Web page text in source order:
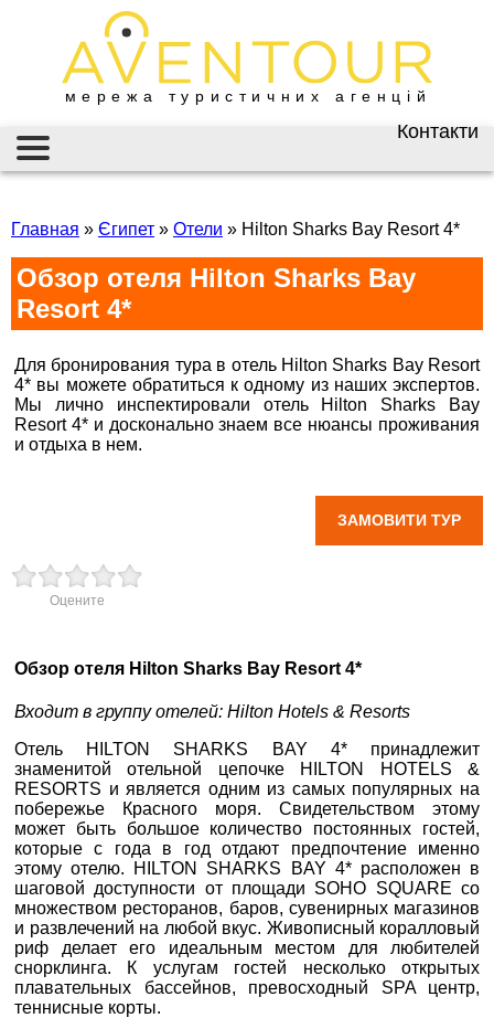
мережа туристичних агенцій
Контакти
Київ
Васильківська 34
+38 (067) 180-32-43,
+38 (099) 180-32-43
+38 (093) 180-32-43
Пн. - Пт. 9:00 - 18:00
Сб 10:00 - 15:00
0800 33 01 80
Сб 10:00 - 15:00
Запоріжжя
пр. Соборний 216
+38 (067) 180-32-43,
+38 (099) 180-32-43,
+38 (093) 180-32-43 ,
0800 33 01 80
AVENTOUR / АВЕНТУР
ІНФОРМАЦІЯ
ВІЗИ
ЗАКОРДОННИЙ ПАСПОРТ
НАЙКРАЩІ ПРОПОЗИЦІЇ
ВАКАНСІЇ
Бронюй онлайн 24/7
Главная » Єгипет » Отели » Hilton Sharks Bay Resort 4*
Обзор отеля Hilton Sharks Bay
Resort 4*
Для бронирования тура в отель Hilton Sharks Bay Resort
4* вы можете обратиться к одному из наших экспертов.
Мы лично инспектировали отель Hilton Sharks Bay
Resort 4* и досконально знаем все нюансы проживания
и отдыха в нем.
ЗАМОВИТИ ТУР
Оцените
Обзор отеля Hilton Sharks Bay Resort 4*
Входит в группу отелей: Hilton Hotels & Resorts
Отель HILTON SHARKS BAY 4* принадлежит
знаменитой отельной цепочке HILTON HOTELS &
RESORTS и является одним из самых популярных на
побережье Красного моря. Свидетельством этому
может быть большое количество постоянных гостей,
которые с года в год отдают предпочтение именно
этому отелю. HILTON SHARKS BAY 4* расположен в
шаговой доступности от площади SOHO SQUARE со
множеством ресторанов, баров, сувенирных магазинов
и развлечений на любой вкус. Живописный коралловый
риф делает его идеальным местом для любителей
снорклинга. К услугам гостей несколько открытых
плавательных бассейнов, превосходный SPA центр,
теннисные корты.
×
*ВАШЕ ІМ'Я
*E-MAIL
*ТЕЛЕФОН